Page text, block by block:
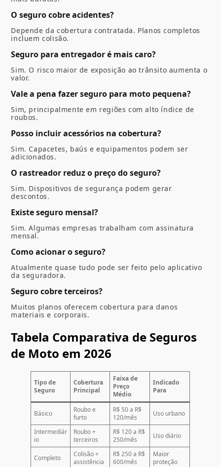
O seguro cobre acidentes?
Depende da cobertura contratada. Planos completos
incluem colisão.
Seguro para entregador é mais caro?
Sim. O risco maior de exposição ao trânsito aumenta o
valor.
Vale a pena fazer seguro para moto pequena?
Sim, principalmente em regiões com alto índice de
roubos.
Posso incluir acessórios na cobertura?
Sim. Capacetes, baús e equipamentos podem ser
adicionados.
O rastreador reduz o preço do seguro?
Sim. Dispositivos de segurança podem gerar
descontos.
Existe seguro mensal?
Sim. Algumas empresas trabalham com assinatura
mensal.
Como acionar o seguro?
Atualmente quase tudo pode ser feito pelo aplicativo
da seguradora.
Seguro cobre terceiros?
Muitos planos oferecem cobertura para danos
materiais e corporais.
Tabela Comparativa de Seguros
de Moto em 2026
Tipo de
Seguro
Cobertura
Principal
Faixa de
Preço
Médio
Indicado
Para
Básico
Roubo e
furto
R$ 50 a R$
120/mês
Uso urbano
Intermediár
io
Roubo +
terceiros
R$ 120 a R$
250/mês
Uso diário
Completo
Colisão +
assistência
R$ 250 a R$
600/mês
Maior
proteção